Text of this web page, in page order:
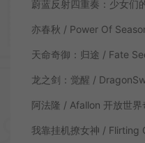
阿法隆 / Afallon 开放世界